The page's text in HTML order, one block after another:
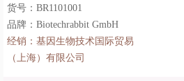
货号：BR1101001
品牌：Biotechrabbit GmbH
经销： 基因生物技术国际贸易
（上海）有限公司